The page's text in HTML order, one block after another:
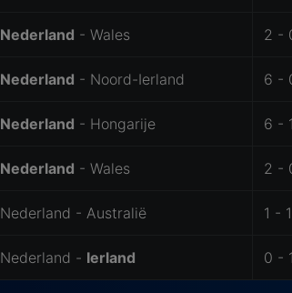
Nederland - Wales 2 -
Nederland - Noord-Ierland 6 -
Nederland - Hongarije 6 - 1
Nederland - Wales 2 -
Nederland - Australië 1 - 1
Nederland - Ierland 0 - 1